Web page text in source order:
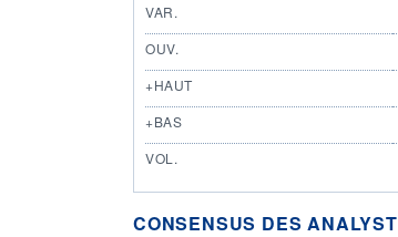
VAR.
OUV.
+HAUT
+BAS
VOL.
CONSENSUS DES